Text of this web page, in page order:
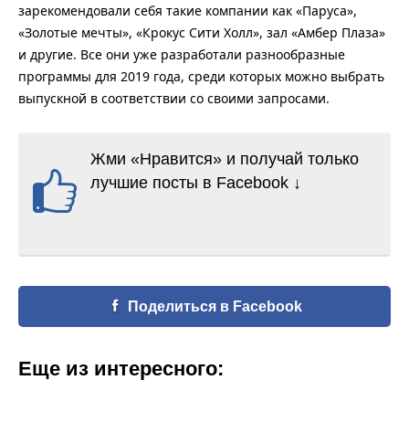
зарекомендовали себя такие компании как «Паруса»,
«Золотые мечты», «Крокус Сити Холл», зал «Амбер Плаза»
и другие. Все они уже разработали разнообразные
программы для 2019 года, среди которых можно выбрать
выпускной в соответствии со своими запросами.
Жми «Нравится» и получай только
лучшие посты в Facebook ↓
Поделиться в Facebook
Еще из интересного: